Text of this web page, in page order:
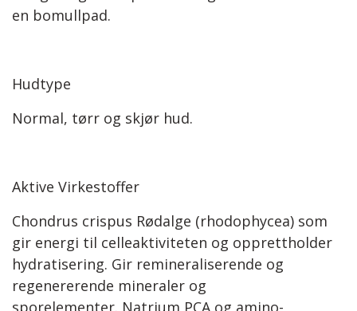
en bomullpad.
Hudtype
Normal, tørr og skjør hud.
Aktive Virkestoffer
Chondrus crispus Rødalge (rhodophycea) som
gir energi til celleaktiviteten og opprettholder
hydratisering. Gir remineraliserende og
regenererende mineraler og